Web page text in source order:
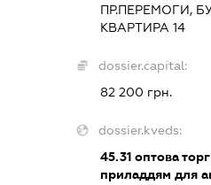
ПР.ПЕРЕМОГИ,
КВАРТИРА 14
dossier.capital:
82 200 грн.
dossier.kveds:
45.31оптова
приладдям для